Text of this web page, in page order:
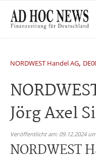
NORDWEST Handel AG,
Jörg Axel
Veröffentlicht am: 09.12.2024
NORDWEST